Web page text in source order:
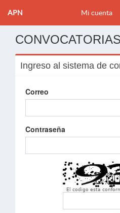
APN Mi cuenta
CONVOCATORIAS
Ingreso al sistema de
Correo
Contraseña
El codigo esta